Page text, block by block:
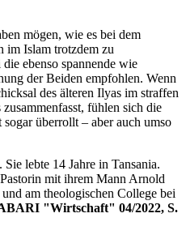
mögen, wie es bei dem
im Islam trotzdem zu
ebenso spannende wie
der Beiden empfohlen. Wenn
des älteren Ilyas im straffen
fühlen sich die
überrollt – aber auch umso
. Sie lebte 14 Jahre in Tansania.
mit ihrem Mann Arnold
am theologischen College bei
"Wirtschaft" 04/2022, S.